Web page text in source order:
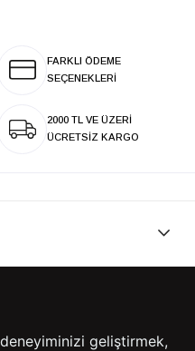
FARKLI ÖDEME
SEÇENEKLERİ
2000 TL VE ÜZERİ
ÜCRETSİZ KARGO
geliştirmek,